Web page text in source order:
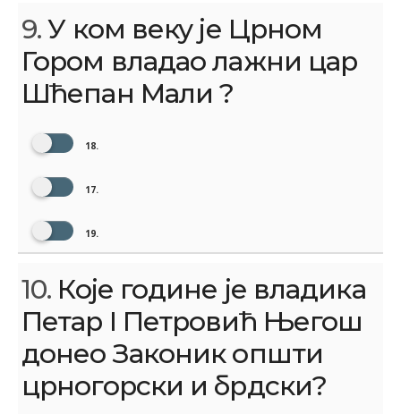
9.У ком веку је Црном
Гором владао лажни цар
Шћепан Мали ?
18.
17.
19.
10. Које године је владика
Петар I Петровић Његош
донео Законик општи
црногорски и брдски?